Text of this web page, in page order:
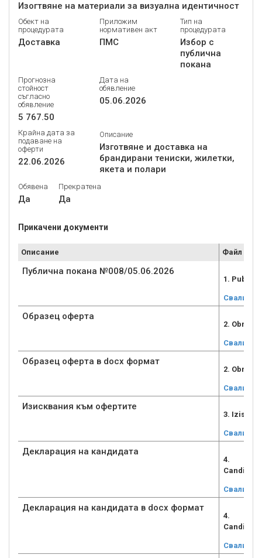
Изогтвяне на материали за визуална идентичност
Обект на
процедурата
Доставка
Приложим
нормативен акт
ПМС
Тип на
процедурата
Избор с
публична
покана
Прогнозна
стойност
съгласно
обявление
5 767.50
Дата на
обявление
05.06.2026
Крайна дата за
подаване на
оферти
22.06.2026
Описание
Изготвяне и доставка на
брандирани тениски, жилетки,
якета и полари
Обявена
Да
Прекратена
Да
Прикачени документи
Описание Файл
Публична покана №008/05.06.2026
1.
Свали
Образец оферта
2.
Свали
Образец оферта в docx формат
2.
Свали
Изисквания към офертите
3.
Свали
Декларация на кандидата
4.
Свали
Декларация на кандидата в docx формат
4.
Свали